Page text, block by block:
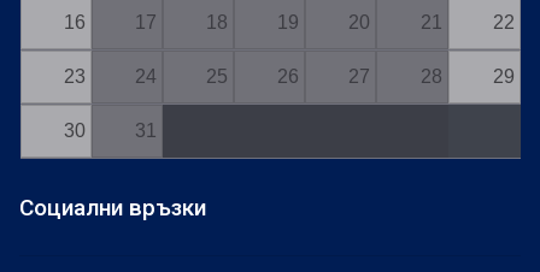
16 17 18 19 20 21 22
23 24 25 26 27 28 29
30 31
Социални връзки